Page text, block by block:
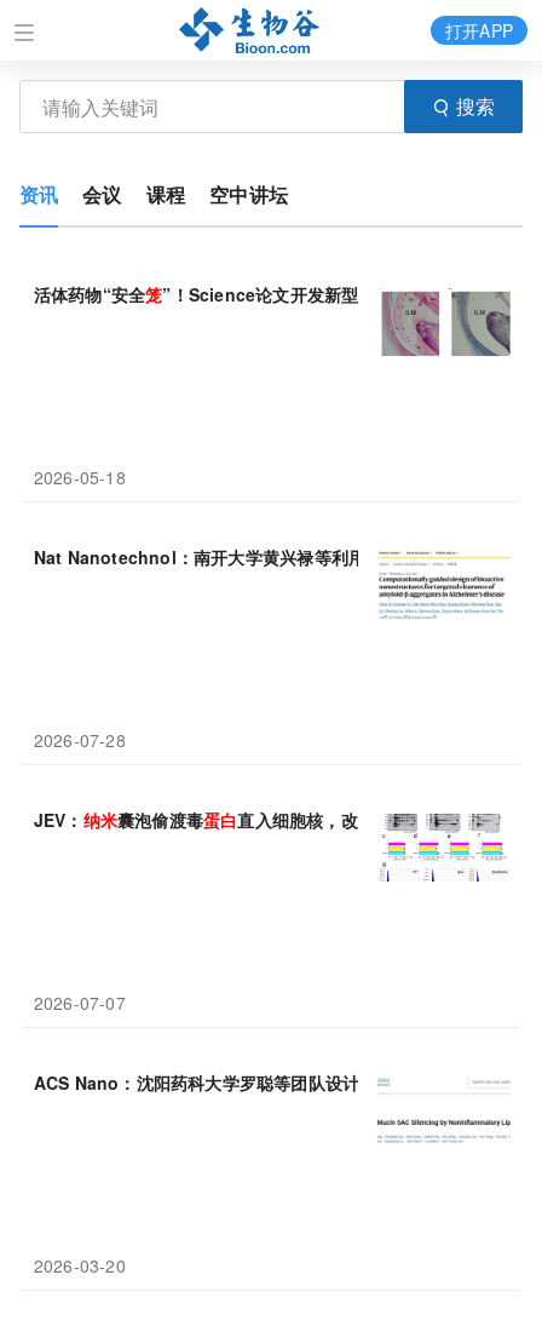
搜索
打开APP
资讯 会议 课程 空中讲坛
活体药物“安全笼”！Science论文开发新型强力水凝胶，让工程细
2026-05-18
Nat Nanotechnol：南开大学黄兴禄等利用计算指导的蛋白-金杂
2026-07-28
JEV： 纳米囊泡偷渡毒蛋白直入细胞核，改写胃癌致病认知
2026-07-07
ACS Nano：沈阳药科大学罗聪等团队设计低炎症脂质 纳米粒靶向
2026-03-20